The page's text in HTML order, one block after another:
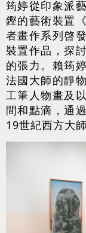
筠婷從印象派
鏗的藝術裝置
者畫作系列啓
裝置作品，探
的張力。賴筠
法國大師的靜
工筆人物畫及
間和點滴，通
19世紀西方大師